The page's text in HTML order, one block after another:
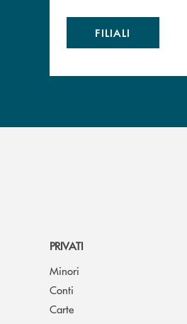
FILIALI
PRIVATI
Minori
Conti
Carte